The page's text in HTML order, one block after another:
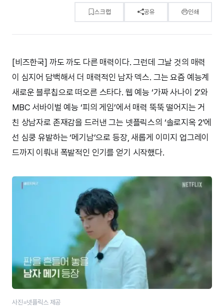
스크랩 공유 인쇄
[비즈한국] 까도 까도 다른 매력이다. 그런데 그날 것의 매력
이 심지어 담백해서 더 매력적인 남자 덱스. 그는 요즘 예능계
새로운 블루칩으로 떠오른 스타다. 웹 예능 ‘가짜 사나이 2’와
MBC 서바이벌 예능 ‘피의 게임’에서 매력 뚝뚝 떨어지는 거
친 상남자로 존재감을 드러낸 그는 넷플릭스의 ‘솔로지옥 2’에
선 심쿵 유발하는 ‘메기남’으로 등장, 새롭게 이미지 업그레이
드까지 이뤄내 폭발적인 인기를 얻기 시작했다.
사진=넷플릭스 제공